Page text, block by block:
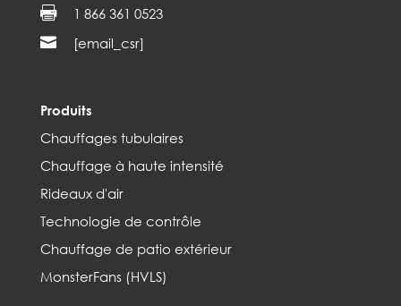
 1 866 361 0523
 [email_csr]
Produits
Chauffages tubulaires
Chauffage à haute intensité
Rideaux d'air
Technologie de contrôle
Chauffage de patio extérieur
MonsterFans (HVLS)